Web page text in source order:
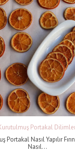
Portakal
Portakal Nasıl Yapılır
Nasıl...